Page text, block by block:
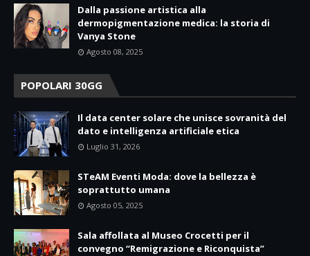
Dalla passione artistica alla
dermopigmentazione medica: la storia di
Vanya Stone
Agosto 08, 2025
POPOLARI 30GG
Il data center solare che unisce sovranità del
dato e intelligenza artificiale etica
Luglio 31, 2026
STeAM Eventi Moda: dove la bellezza è
soprattutto umana
Agosto 05, 2025
Sala affollata al Museo Crocetti per il
convegno “Remigrazione e Riconquista”